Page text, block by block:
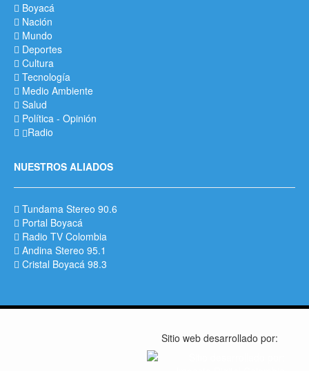
Boyacá
Nación
Mundo
Deportes
Cultura
Tecnología
Medio Ambiente
Salud
Política - Opinión
Radio
NUESTROS ALIADOS
Tundama Stereo 90.6
Portal Boyacá
Radio TV Colombia
Andina Stereo 95.1
Cristal Boyacá 98.3
Sitio web desarrollado por: